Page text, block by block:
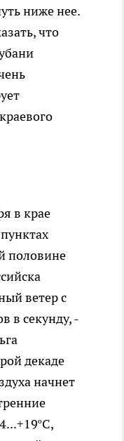
ниже нее.
что
в крае
половине
ветер с
в секунду, -
декаде
начнет